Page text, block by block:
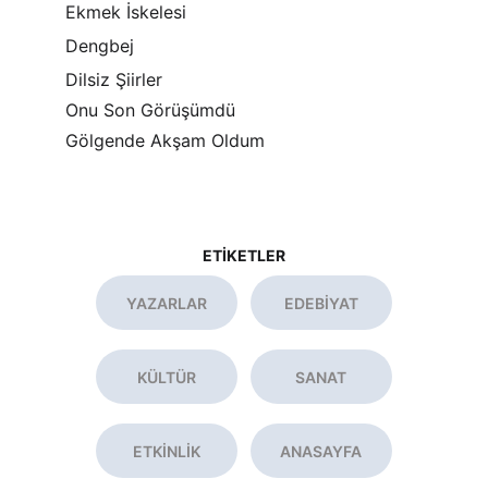
Ekmek İskelesi
Dengbej
Dilsiz Şiirler
Onu Son Görüşümdü
Gölgende Akşam Oldum
ETİKETLER
YAZARLAR EDEBİYAT
KÜLTÜR SANAT
ANASAYFA
ETKİNLİK